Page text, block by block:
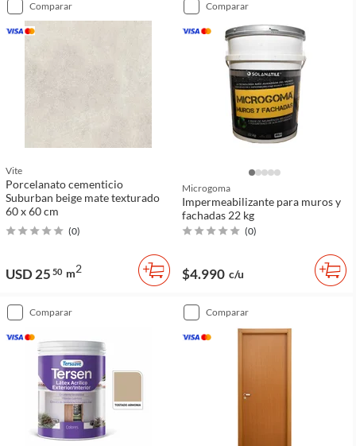
comparar
Vite
Porcelanato cementicio
Suburban beige mate texturado
60 x 60 cm
(0)
USD 25 50 m2
comparar
Microgoma
Impermeabilizante para muros y
fachadas 22 kg
(0)
$4.990 c/u
comparar comparar